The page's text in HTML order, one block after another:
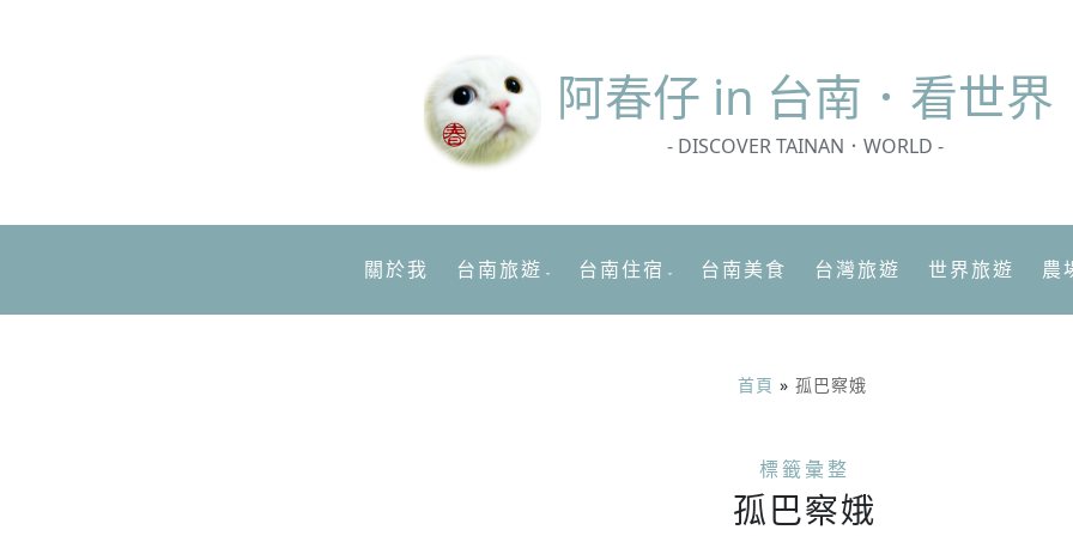
阿春仔 in 台南．看世界
- DISCOVER TAINAN．WORLD -
關於我 台南旅遊 台南住宿 台南美食 台灣旅遊 世界旅遊 農
首頁 » 孤巴察娥
標籤彙整
孤巴察娥